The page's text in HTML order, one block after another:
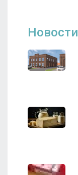
Новости